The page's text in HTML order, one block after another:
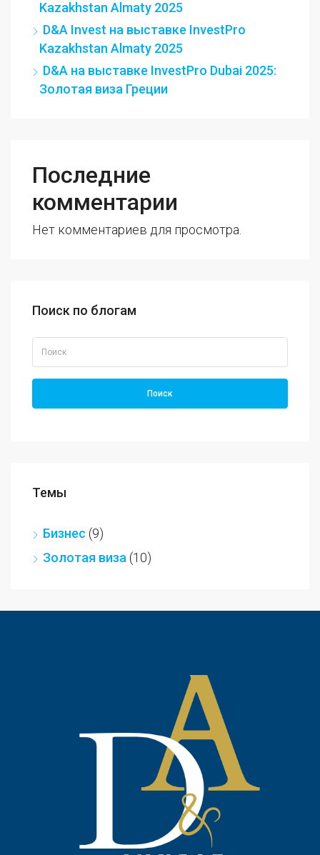
Kazakhstan Almaty 2025
D&A Invest на выставке InvestPro
Kazakhstan Almaty 2025
D&A на выставке InvestPro Dubai 2025:
Золотая виза Греции
Последние
комментарии
Нет комментариев для просмотра.
Поиск по блогам
Поиск
Темы
Бизнес (9)
Золотая виза (10)